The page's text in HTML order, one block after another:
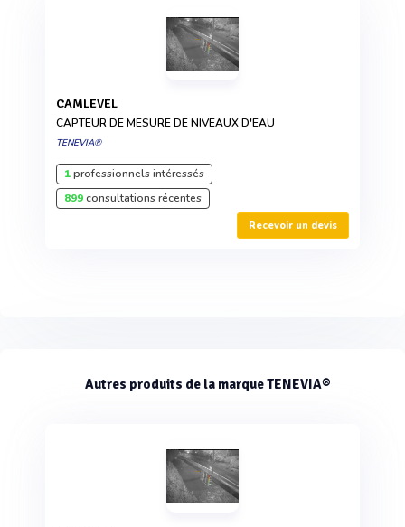
CAMLEVEL
CAPTEUR DE MESURE DE NIVEAUX D'EAU
TENEVIA®
1professionnels intéressés
899consultations récentes
Recevoir un devis
Autres produits de la marque TENEVIA®